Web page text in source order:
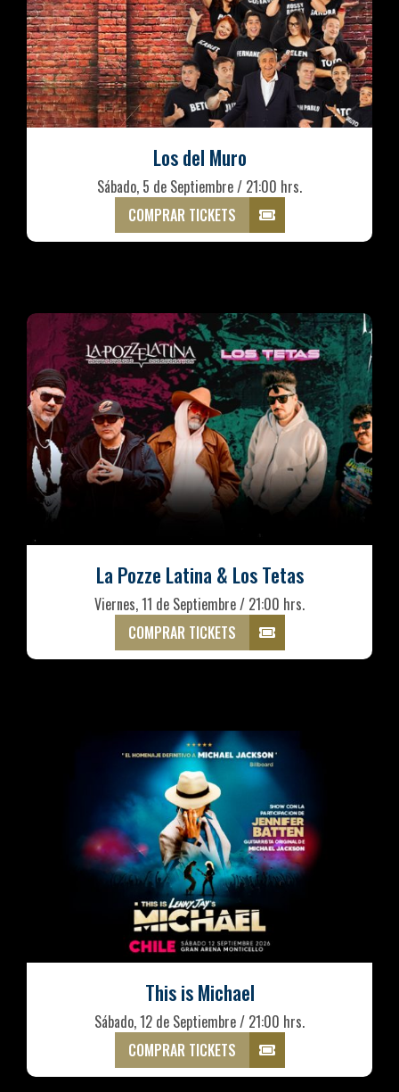
Los del Muro
Sábado, 5 de Septiembre / 21:00 hrs.
COMPRAR TICKETS
La Pozze Latina & Los Tetas
Viernes, 11 de Septiembre / 21:00 hrs.
COMPRAR TICKETS
This is Michael
Sábado, 12 de Septiembre / 21:00 hrs.
COMPRAR TICKETS